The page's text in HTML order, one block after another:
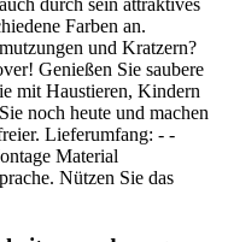
durch sein attraktives
Farben an.
und Kratzern?
Genießen Sie saubere
mit Haustieren, Kindern
noch heute und machen
Lieferumfang: - -
Material
Nützen Sie das